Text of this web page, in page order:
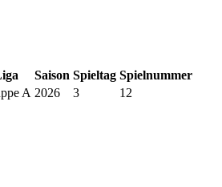
Saison Spieltag Spielnummer
A 2026 3 12